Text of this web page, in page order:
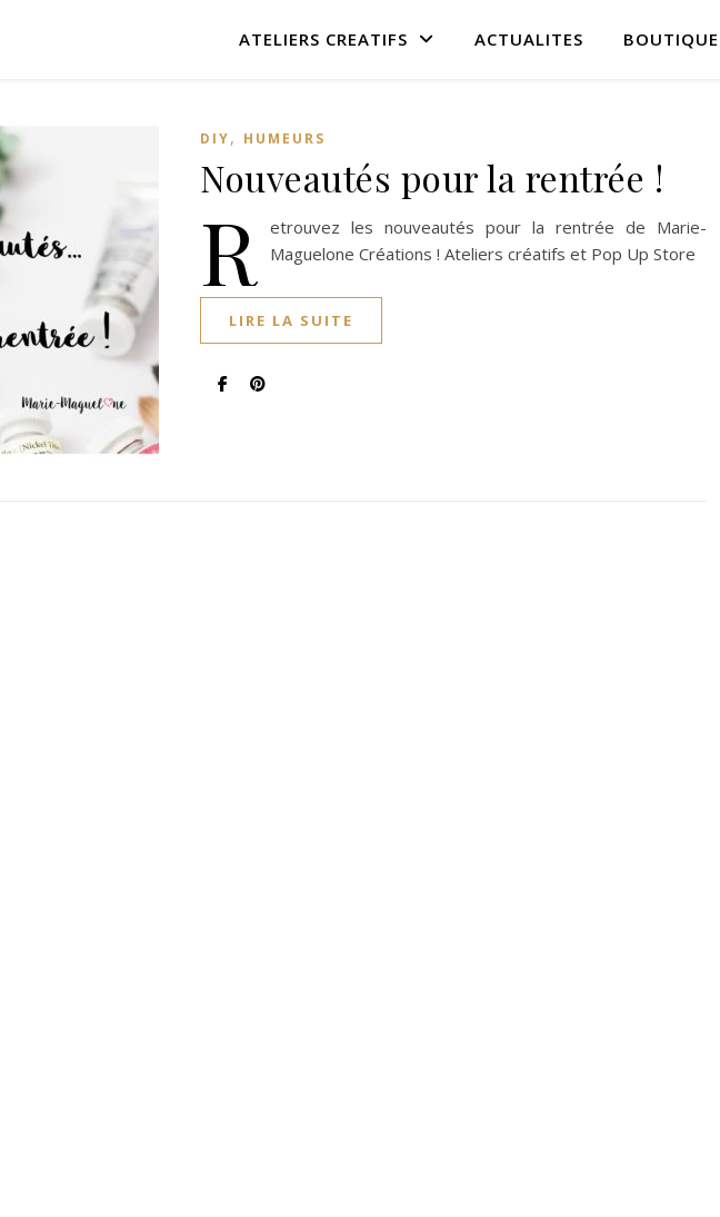
ATELIERS CREATIFS ACTUALITES BOUTIQUE
DIY, HUMEURS
Nouveautés pour la rentrée !
R etrouvez les nouveautés pour la rentrée de Marie-
Maguelone Créations ! Ateliers créatifs et Pop Up Store
LIRE LA SUITE